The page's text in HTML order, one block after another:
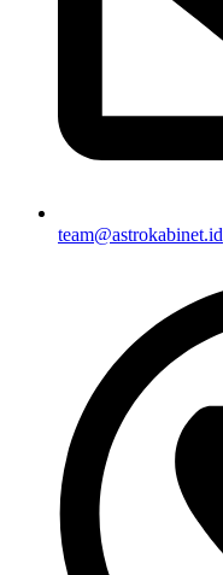
team@astrokabinet.id